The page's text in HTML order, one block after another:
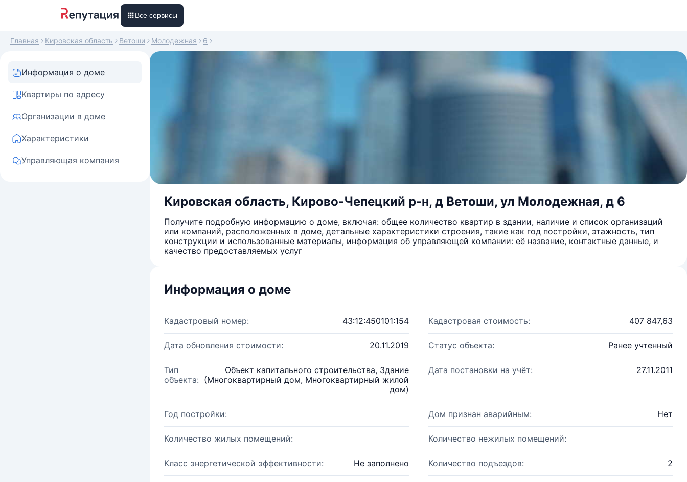
Все сервисы
Главная Кировская область Ветоши Молодежная 6
Информация о доме
Квартиры по адресу
Организации в доме
Характеристики
Управляющая компания
Кировская область, Кирово-Чепецкий р-н, д Ветоши, ул Молодежная, д 6
Получите подробную информацию о доме, включая: общее количество квартир в здании, наличие и список организаций
или компаний, расположенных в доме, детальные характеристики строения, такие как год постройки, этажность, тип
конструкции и использованные материалы, информация об управляющей компании: её название, контактные данные, и
качество предоставляемых услуг
Информация о доме
Кадастровый номер: 43:12:450101:154 Кадастровая стоимость: 407 847,63
Дата обновления стоимости: 20.11.2019 Статус объекта: Ранее учтенный
Тип
объекта:
Объект капитального строительства, Здание
(Многоквартирный дом, Многоквартирный жилой
дом)
Дата постановки на учёт: 27.11.2011
Год постройки: Дом признан аварийным: Нет
Количество жилых помещений: Количество нежилых помещений:
Класс энергетической эффективности: Не заполнено Количество подъездов: 2